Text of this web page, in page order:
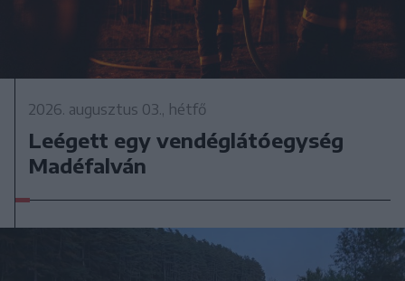
2026. augusztus 03., hétfő
Leégett egy vendéglátóegység
Madéfalván